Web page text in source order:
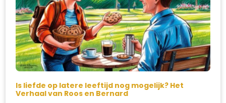
Is liefde op latere leeftijd nog mogelijk? Het
Verhaal van Roos en Bernard